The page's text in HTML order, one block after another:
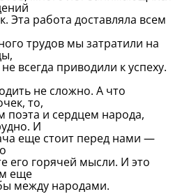
Эта работа доставляла всем
трудов мы затратили на
всегда приводили к успеху.
не сложно. А что
то,
поэта и сердцем народа,
И
еще стоит перед нами —
его горячей мысли. И это
еще
между народами.